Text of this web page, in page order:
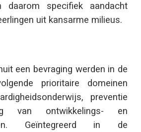
daarom specifiek aandacht
uit kansarme milieus.
een bevraging werden in de
prioritaire domeinen
preventie
van ontwikkelings- en
Geïntegreerd in de